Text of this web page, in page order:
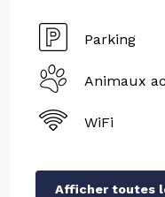
Parking
Animaux
WiFi
Afficher toutes